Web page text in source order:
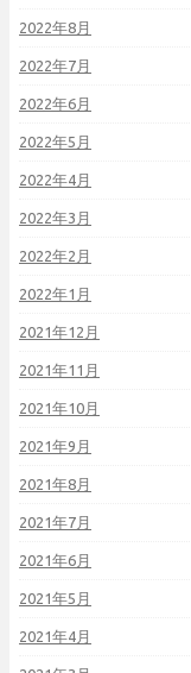
2022年8月
2022年7月
2022年6月
2022年5月
2022年4月
2022年3月
2022年2月
2022年1月
2021年12月
2021年11月
2021年10月
2021年9月
2021年8月
2021年7月
2021年6月
2021年5月
2021年4月